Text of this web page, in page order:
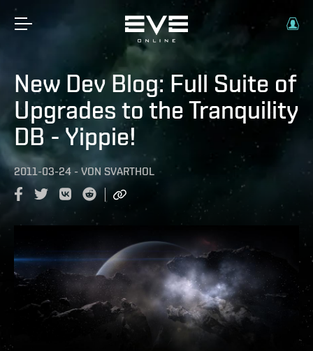
New Dev Blog: Full Suite of
Upgrades to the Tranquility
DB - Yippie!
2011-03-24 - VON SVARTHOL